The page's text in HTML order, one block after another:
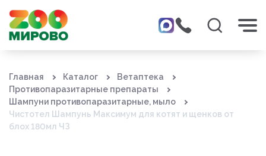
Главная Каталог
Ветаптека
Противопаразитарные препараты
Шампуни противопаразитарные, мыло
Чистотел Шампунь Максимум для котят и щенков от
блох 180мл ЧЗ